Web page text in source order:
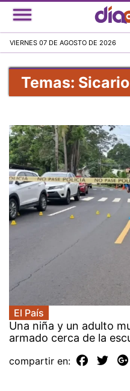
VIERNES 07 DE AGOSTO DE 2026
Temas: Sicario
El País
Una niña y un adulto
armado cerca de la
compartir en: